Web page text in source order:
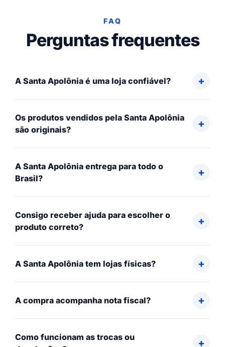
FAQ
Perguntas frequentes
A Santa Apolônia é uma loja confiável?
Os produtos vendidos pela Santa Apolônia
são originais?
A Santa Apolônia entrega para todo o
Brasil?
Consigo receber ajuda para escolher o
produto correto?
A Santa Apolônia tem lojas físicas?
A compra acompanha nota fiscal?
Como funcionam as trocas ou